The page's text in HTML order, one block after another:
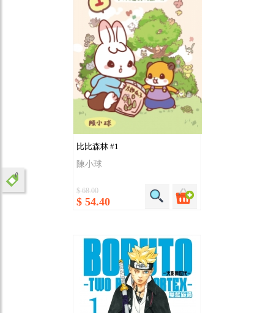
比比森林 #1
陳小球
$ 68.00
$ 54.40